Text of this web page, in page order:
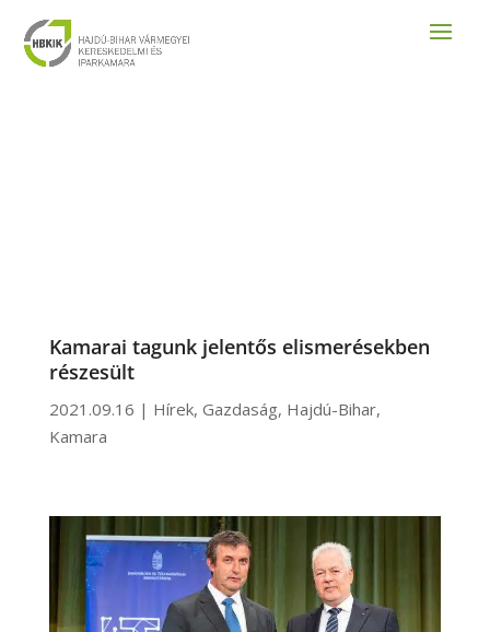
Kamarai tagunk jelentős elismerésekben
részesült
2021.09.16 | Hírek, Gazdaság, Hajdú-Bihar,
Kamara